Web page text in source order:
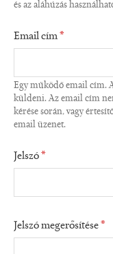
és az aláhúzás
Email cím*
Egy működő email cím.
küldeni. Az email cím
kérése során, vagy
email üzenet.
Jelszó*
Jelszó megerősítése*